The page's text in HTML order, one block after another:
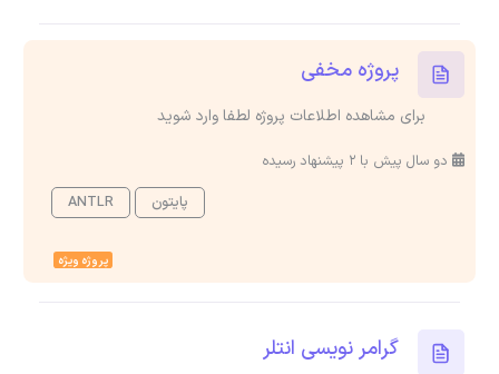
پروژه مخفی
برای مشاهده اطلاعات پروژه لطفا وارد شوید
دو سال پیش با 2 پیشنهاد رسیده
پایتون
ANTLR
پروژه ویژه
گرامر نویسی انتلر